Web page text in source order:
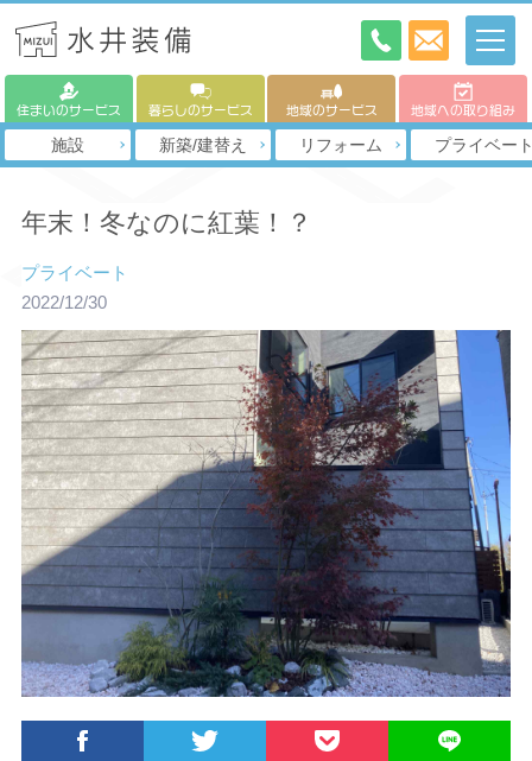
住まいのサービス 暮らしのサービス 地域のサービス 地域への取り組み
施設 新築/建替え リフォーム プライベー
年末！冬なのに紅葉！？
プライベート
2022/12/30